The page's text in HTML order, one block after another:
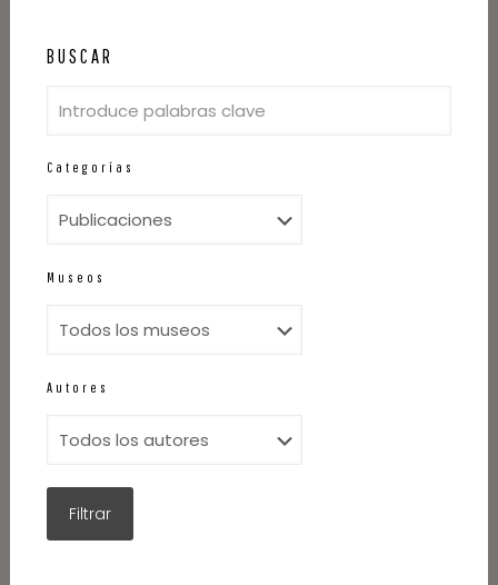
BUSCAR
Categorías
Museos
Autores